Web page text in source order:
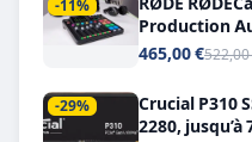
-11%
Production
Double USB-C
465,00 €522,00
-29%
Crucial P310
2280, jusqu’à